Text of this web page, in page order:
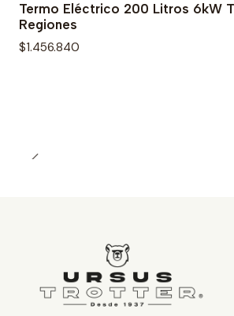
Termo Eléctrico 200 Litros 6kW
Regiones
$1.456.840